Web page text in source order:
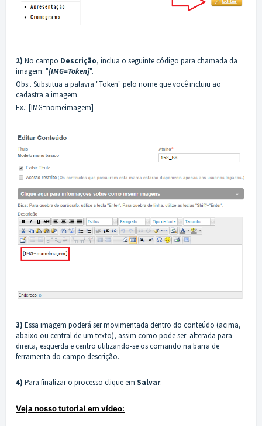
2) No campo Descrição, inclua o seguinte código para chamada da
imagem: "[IMG=Token]".
Obs:. Substitua a palavra "Token" pelo nome que você incluiu ao
cadastra a imagem.
Ex.: [IMG=nomeimagem]
3) Essa imagem poderá ser movimentada dentro do conteúdo (acima,
abaixo ou central de um texto), assim como pode ser alterada para
direita, esquerda e centro utilizando-se os comando na barra de
ferramenta do campo descrição.
4) Para finalizar o processo clique em Salvar.
Veja nosso tutorial em vídeo: